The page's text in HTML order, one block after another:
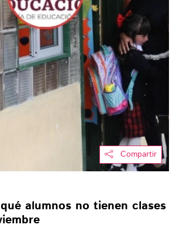
Compartir
alumnos no tienen clases